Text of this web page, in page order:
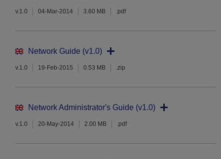
v.1.0 04-Mar-2014 3.60 MB .pdf
Network Guide (v1.0)
v.1.0 19-Feb-2015 0.53 MB .zip
Network Administrator's Guide (v1.0)
v.1.0 20-May-2014 2.00 MB .pdf